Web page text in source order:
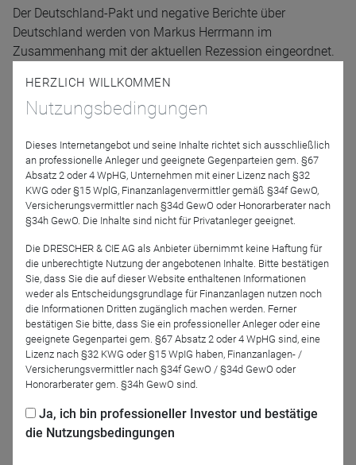
Der Deutschland-Pakt und negative Berichte über
Deutschland werden von Markus Herrmann im
Zusammenhang mit der aktuellen Rezession eingeordnet.
einzelner Branchen bedeuten. Außerdem geht Markus
Herrmann auf die Top- und Flop Positionen im
Großbritannien sowie auf die großen Investitionschancen
bei der Energieinfrastruktur.
Referenten
Markus Herrmann
LOYS AG
Zurück
HERZLICH WILLKOMMEN
Nutzungsbedingungen
Dieses Internetangebot und seine Inhalte richtet sich ausschließlich
an professionelle Anleger und geeignete Gegenparteien gem. §67
Absatz 2 oder 4 WpHG, Unternehmen mit einer Lizenz nach §32
KWG oder §15 WplG, Finanzanlagenvermittler gemäß §34f GewO,
Versicherungsvermittler nach §34d GewO oder Honorarberater nach
§34h GewO. Die Inhalte sind nicht für Privatanleger geeignet.
Die DRESCHER & CIE AG als Anbieter übernimmt keine Haftung für
die unberechtigte Nutzung der angebotenen Inhalte. Bitte bestätigen
Sie, dass Sie die auf dieser Website enthaltenen Informationen
weder als Entscheidungsgrundlage für Finanzanlagen nutzen noch
die Informationen Dritten zugänglich machen werden. Ferner
bestätigen Sie bitte, dass Sie ein professioneller Anleger oder eine
geeignete Gegenpartei gem. §67 Absatz 2 oder 4 WpHG sind, eine
Lizenz nach §32 KWG oder §15 WpIG haben, Finanzanlagen- /
Versicherungsvermittler nach §34f GewO / §34d GewO oder
Honorarberater gem. §34h GewO sind.
Ja, ich bin professioneller Investor und bestätige
die Nutzungsbedingungen